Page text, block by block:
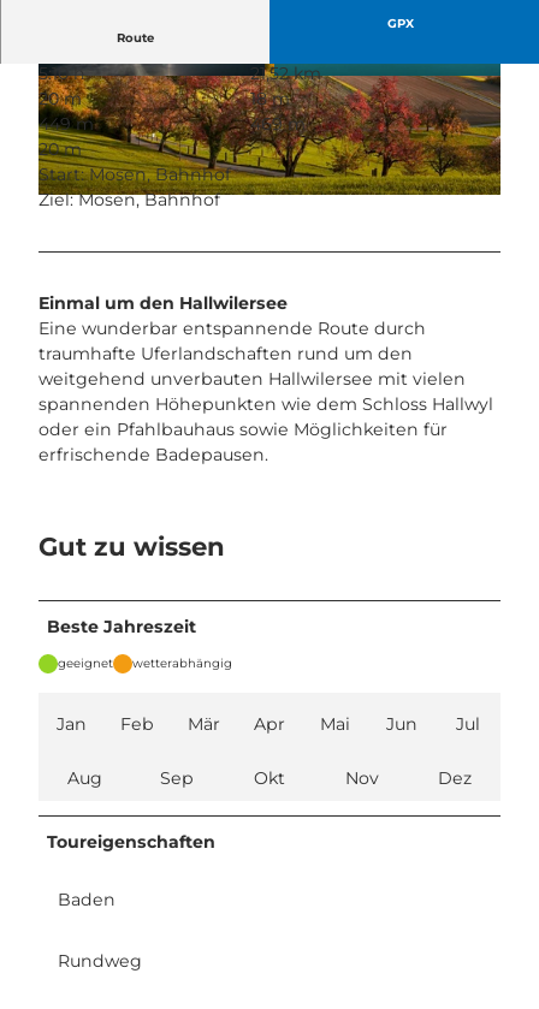
H
l
w
i
l
e
r
s
e
H
a
l
l
w
s
e
e
H
a
l
l
w
s
e
e
Route
GPX
5:10 h
21,52 km
20 m
18 m
449 m
469 m
20 m
Start: Mosen, Bahnhof
Ziel: Mosen, Bahnhof
Einmal um den Hallwilersee
Eine wunderbar entspannende Route durch
traumhafte Uferlandschaften rund um den
weitgehend unverbauten Hallwilersee mit vielen
spannenden Höhepunkten wie dem Schloss Hallwyl
oder ein Pfahlbauhaus sowie Möglichkeiten für
erfrischende Badepausen.
Gut zu wissen
Beste Jahreszeit
geeignet wetterabhängig
Jan Feb Mär Apr Mai Jun Jul
Aug Sep Okt Nov Dez
Toureigenschaften
Baden
Rundweg